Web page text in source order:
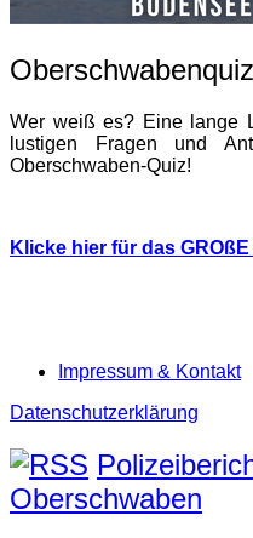
Oberschwabenquiz
Wer weiß es? Eine lange
lustigen Fragen und
Oberschwaben-Quiz!
Klicke hier für das
Impressum & Kontakt
Datenschutzerklärung
Oberschwaben